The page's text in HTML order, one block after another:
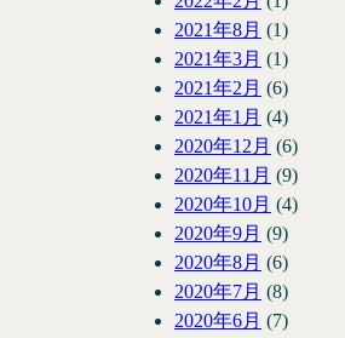
2021年8月 (1)
2021年3月 (1)
2021年2月 (6)
2021年1月 (4)
2020年12月 (6)
2020年11月 (9)
2020年10月 (4)
2020年9月 (9)
2020年8月 (6)
2020年7月 (8)
2020年6月 (7)